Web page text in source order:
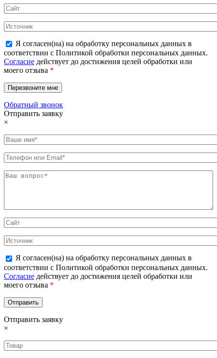
Я согласен(на) на обработку персональных данных в
соответствии с Политикой обработки персональных данных.
Согласие действует до достижения целей обработки или
моего отзыва *
Обратный звонок
Отправить заявку
×
Я согласен(на) на обработку персональных данных в
соответствии с Политикой обработки персональных данных.
Согласие действует до достижения целей обработки или
моего отзыва *
Отправить заявку
×